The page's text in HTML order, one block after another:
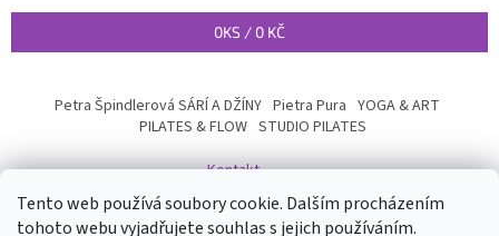
Tento web používá soubory cookie. Dalším procházením
tohoto webu vyjadřujete souhlas s jejich používáním.
0KS / 0 KČ
Petra Špindlerová SÁRÍ A DŽÍNY Pietra Pura YOGA & ART
PILATES & FLOW STUDIO PILATES
Kontakt